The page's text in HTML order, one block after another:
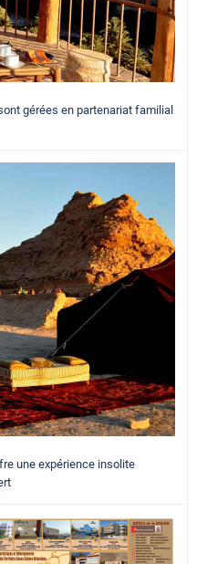
gérées en partenariat familial
une expérience insolite